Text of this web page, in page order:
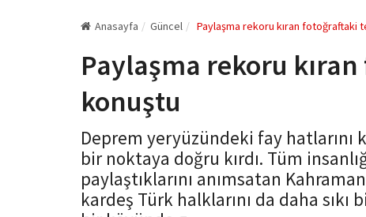
Anasayfa Güncel Paylaşma rekoru kıran fotoğraftaki
Paylaşma rekoru
konuştu
Deprem yeryüzündeki fay hatlarını
bir noktaya doğru kırdı. Tüm
paylaştıklarını anımsatan
kardeş Türk halklarını da daha